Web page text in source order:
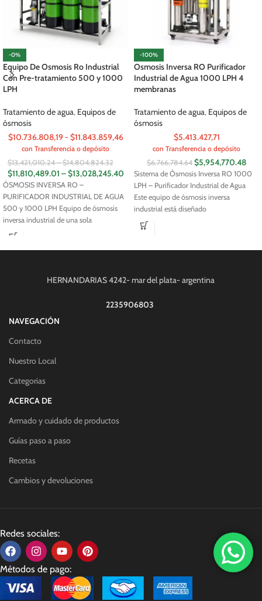
-0%
Equipo De Osmosis Ro Industrial
Con Pre-tratamiento 500 y 1000
LPH
Tratamiento de agua, Equipos de
ósmosis
$10.736.808,19 - $11.843.859,46
con Transferencia o depósito
$13,421,010.24 – $14,804,824.32
$11,810,489.01 –$13,028,245.40
ÓSMOSIS INVERSA RO –
PURIFICADOR INDUSTRIAL DE AGUA
500 y 1000 LPH Equipo de ósmosis
inversa industrial de una sola
-100%
Osmosis Inversa RO Purificador
Industrial de Agua 1000 LPH 4
membranas
Tratamiento de agua, Equipos de
ósmosis
$5.413.427,71
con Transferencia o depósito
$6,766,784.64 $5,954,770.48
Sistema de Ósmosis Inversa RO 1000
LPH – Purificador Industrial de Agua
Este equipo de ósmosis inversa
industrial está diseñado
HERNANDARIAS 4242- mar del plata- argentina
2235906803
NAVEGACIÓN
Contacto
Nuestro Local
Categorias
ACERCA DE
Armado y cuidado de productos
Guías paso a paso
Recetas
Cambios y devoluciones
Redes sociales:
Métodos de pago: